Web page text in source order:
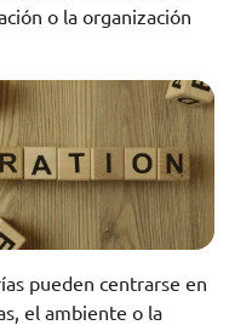
o la organización
pueden centrarse en
el ambiente o la